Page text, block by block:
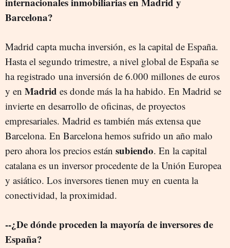
Barcelona?
Madrid capta mucha inversión, es la capital de España.
Hasta el segundo trimestre, a nivel global de España se
ha registrado una inversión de 6.000 millones de euros
y en Madrid es donde más la ha habido. En Madrid se
invierte en desarrollo de oficinas, de proyectos
empresariales. Madrid es también más extensa que
Barcelona. En Barcelona hemos sufrido un año malo
pero ahora los precios están subiendo. En la capital
catalana es un inversor procedente de la Unión Europea
y asiático. Los inversores tienen muy en cuenta la
conectividad, la proximidad.
--¿De dónde proceden la mayoría de inversores de
España?